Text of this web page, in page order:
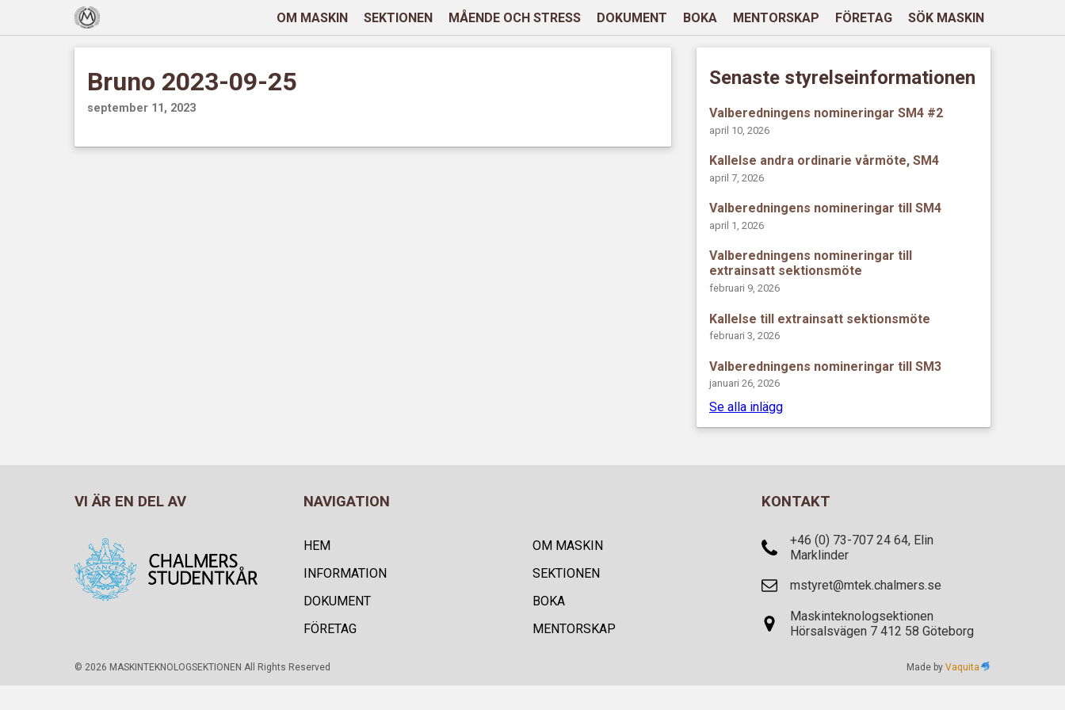
OM MASKIN SEKTIONEN MÅENDE OCH STRESS DOKUMENT BOKA MENTORSKAP FÖRETAG SÖK MASKIN
Bruno 2023-09-25
september 11, 2023
Senaste styrelseinformationen
Valberedningens nomineringar SM4 #2
april 10, 2026
Kallelse andra ordinarie vårmöte, SM4
april 7, 2026
Valberedningens nomineringar till SM4
april 1, 2026
Valberedningens nomineringar till
extrainsatt sektionsmöte
februari 9, 2026
Kallelse till extrainsatt sektionsmöte
februari 3, 2026
Valberedningens nomineringar till SM3
januari 26, 2026
Se alla inlägg
VI ÄR EN DEL AV NAVIGATION
HEM
OM MASKIN
INFORMATION
SEKTIONEN
DOKUMENT
BOKA
FÖRETAG
MENTORSKAP
KONTAKT
+46 (0) 73-707 24 64, Elin
Marklinder
mstyret@mtek.chalmers.se
Maskinteknologsektionen
Hörsalsvägen 7 412 58 Göteborg
© 2026 MASKINTEKNOLOGSEKTIONEN All Rights Reserved Made byVaquita